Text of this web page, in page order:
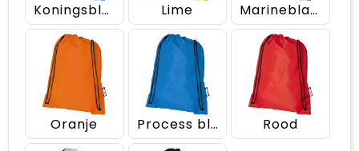
Koningsblauw Lime Marineblauw
Oranje Process blue Rood